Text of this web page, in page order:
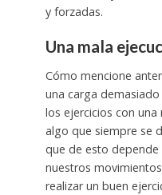
y forzadas.
Una mala
Cómo mencione
una carga
los ejercicios con una
algo que siempre se
que de esto
nuestros
realizar un buen